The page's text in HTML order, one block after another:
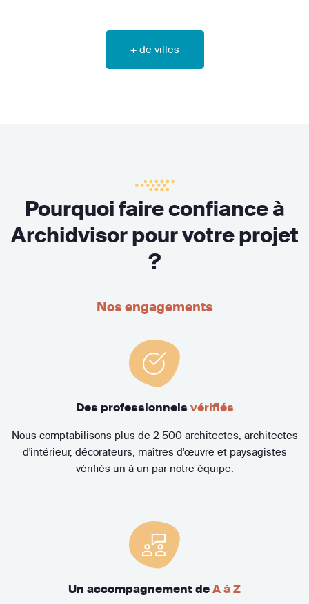
+ de villes
Pourquoi faire confiance à
Archidvisor pour votre projet
?
Nos engagements
Des professionnels vérifiés
Nous comptabilisons plus de 2 500 architectes, architectes
d'intérieur, décorateurs, maîtres d'œuvre et paysagistes
vérifiés un à un par notre équipe.
Un accompagnement de A à Z